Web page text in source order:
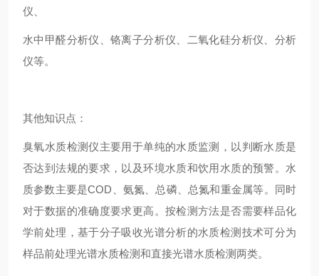
仪、
水中甲醛分析仪、铬离子分析仪、二氧化硅分析仪、分析
仪等。
其他知识点：
臭氧水质检测仪主要用于单纯的水质监测，以判断水质是
否达到法规的要求，以及环境水质和饮用水质的预警。水
质参数主要是COD、氨氮、总磷、总氮和重金属等。同时
对于数据的准确度要求更高。按检测方法是否需要样品化
学前处理，基于分子吸收光谱分析的水质检测技术可分为
样品前处理光谱水质检测和直接光谱水质检测两类。